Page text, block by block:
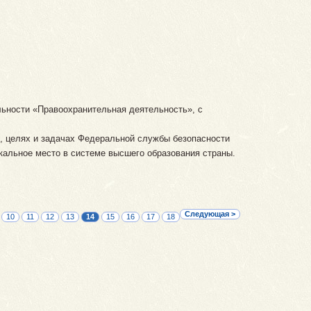
«Правоохранительная деятельность», с
целях и задачах Федеральной службы безопасности
место в системе высшего образования страны.
10 11 12 13 14 15 16 17 18 Следующая >